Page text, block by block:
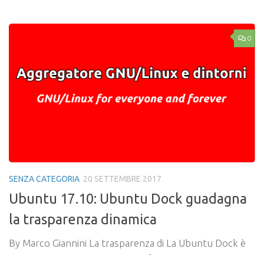
0
SENZA CATEGORIA 20 SETTEMBRE 2017
Ubuntu 17.10: Ubuntu Dock guadagna
la trasparenza dinamica
By Marco Giannini La trasparenza di La Ubuntu Dock è